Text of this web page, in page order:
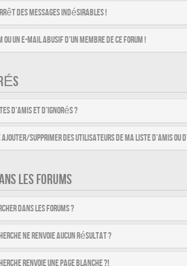
des messages indésirables !
ou un e-mail abusif d’un membre de ce forum !
d’amis et d’ignorés ?
ajouter/supprimer des utilisateurs de ma liste d’amis ou
LES FORUMS
dans les forums ?
ne renvoie aucun résultat ?
renvoie une page blanche ?!